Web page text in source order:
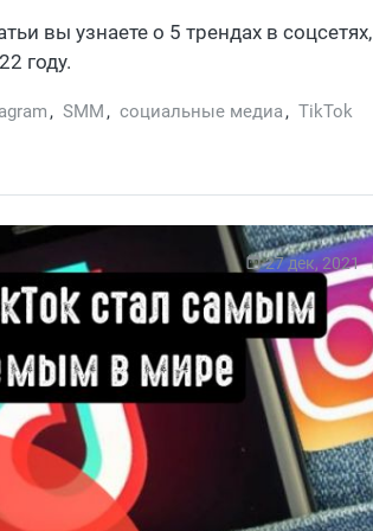
вы узнаете о 5 трендах в соцсетях,
году.
, SMM , социальные медиа, TikTok
27 дек, 2021